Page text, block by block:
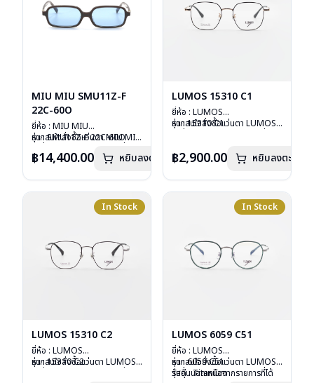
MIU MIU SMU11Z-F
22C-60O
ยี่ห้อ : MIU MIU
รุ่น : SMU11Z-F 22C-60O
เลนส์ : กันแดดสีฟ้า
น้ำหนัก : 24 กรัม
อุปกรณ์ : กล่องแว่น , ผ้าเช็ดแว่น
หากสนใจสั่งชื้อแว่นตา MIU MIU
ลงไว้กรุณาติดต่อเรา
คลิก
฿14,400.00 หยิบลงตะกร้า
LUMOS 15310 C1
ยี่ห้อ : LUMOS
รุ่น : 15310 C1
บานพับ : ไม่มีสปริง
อุปกรณ์ : กล่องแว่น , ผ้าเช็ดแว่น
การรับประกัน : 2 ปี
หากสนใจสั่งชื้อแว่นตา LUMOS
฿2,900.00 หยิบลงตะกร้า
In Stock
LUMOS 15310 C2
ยี่ห้อ : LUMOS
รุ่น : 15310 C2
หากสนใจสั่งชื้อแว่นตา LUMOS
In Stock
LUMOS 6059 C51
ยี่ห้อ : LUMOS
รุ่น : 6059 C51
วัสดุ : Titanium
หากสนใจสั่งชื้อแว่นตา LUMOS
รุ่นอื่นนอกเหนือจากรายการที่ได้